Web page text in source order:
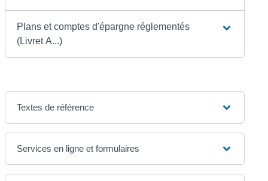
Plans et comptes d'épargne réglementés
(Livret A...)
Textes de référence
Services en ligne et formulaires